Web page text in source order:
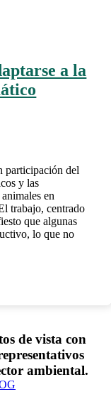
a la
participación del
y las
en
trabajo, centrado
que algunas
lo que no
de vista con
ambiental.